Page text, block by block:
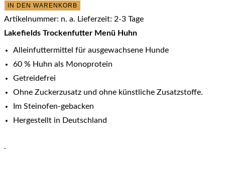
Sparpreis
Trockenfutter
Menü
Huhn
Menge
IN DEN WARENKORB
Artikelnummer: n. a. Lieferzeit: 2-3 Tage
Lakefields Trockenfutter Menü Huhn
Alleinfuttermittel für ausgewachsene Hunde
60 % Huhn als Monoprotein
Getreidefrei
Ohne Zuckerzusatz und ohne künstliche Zusatzstoffe.
Im Steinofen-gebacken
Hergestellt in Deutschland
.